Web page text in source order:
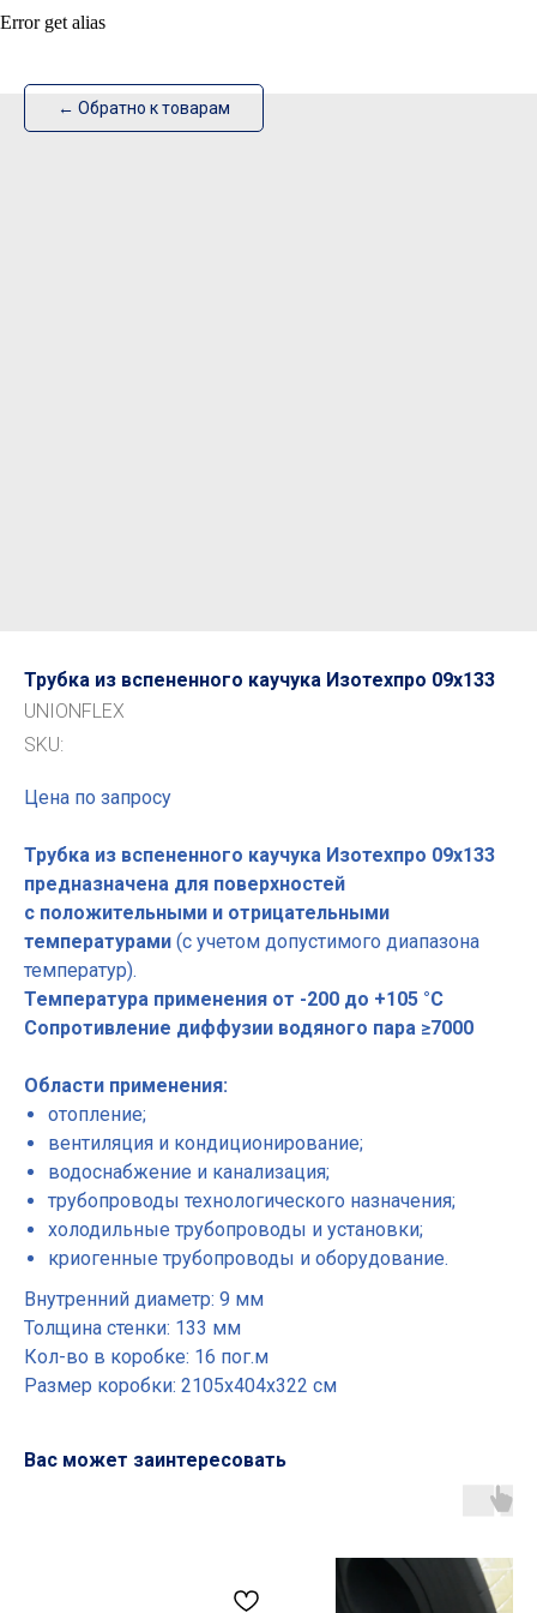
ИзотехПро
← Обратно к товарам
Error get alias
Трубка из вспененного каучука Изотехпро 09x133
UNIONFLEX
SKU:
Цена по запросу
Трубка из вспененного каучука Изотехпро 09x133
предназначена для поверхностей
с положительными и отрицательными
температурами (с учетом допустимого диапазона
температур).
Температура применения от -200 до +105 °С
Сопротивление диффузии водяного пара ≥7000
Области применения:
отопление;
вентиляция и кондиционирование;
водоснабжение и канализация;
трубопроводы технологического назначения;
холодильные трубопроводы и установки;
криогенные трубопроводы и оборудование.
Внутренний диаметр: 9 мм
Толщина стенки: 133 мм
Кол-во в коробке: 16 пог.м
Размер коробки: 2105х404х322 см
Вас может заинтересовать